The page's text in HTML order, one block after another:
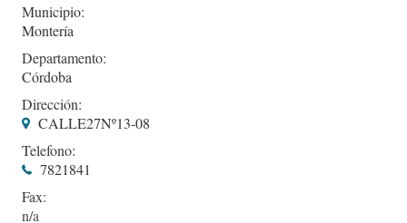
Municipio:
Montería
Departamento:
Córdoba
Dirección:
CALLE27Nº13-08
Telefono:
7821841
Fax: